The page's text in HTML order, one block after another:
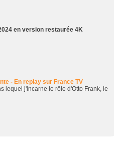
en version restaurée 4K
- En replay sur France TV
lequel j'incarne le rôle d'Otto Frank, le